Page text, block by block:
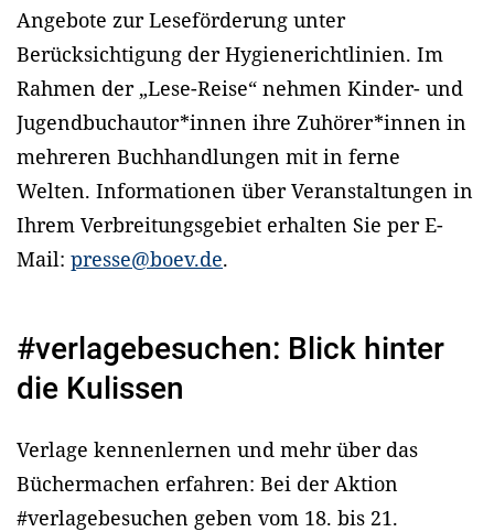
Angebote zur Leseförderung unter
Berücksichtigung der Hygienerichtlinien. Im
Rahmen der „Lese-Reise“ nehmen Kinder- und
Jugendbuchautor*innen ihre Zuhörer*innen in
mehreren Buchhandlungen mit in ferne
Welten. Informationen über Veranstaltungen in
Ihrem Verbreitungsgebiet erhalten Sie per E-
Mail: presse@boev.de.
#verlagebesuchen: Blick hinter
die Kulissen
Verlage kennenlernen und mehr über das
Büchermachen erfahren: Bei der Aktion
#verlagebesuchen geben vom 18. bis 21.